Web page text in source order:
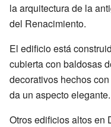
la arquitectura de la
del Renacimiento.
El edificio está
cubierta con baldosas
decorativos hechos
da un aspecto elegante.
Otros edificios altos en